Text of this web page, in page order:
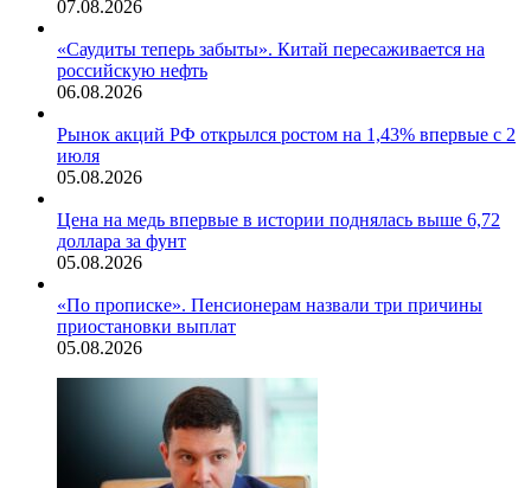
07.08.2026
«Саудиты теперь забыты». Китай пересаживается на
российскую нефть
06.08.2026
Рынок акций РФ открылся ростом на 1,43% впервые с 2
июля
05.08.2026
Цена на медь впервые в истории поднялась выше 6,72
доллара за фунт
05.08.2026
«По прописке». Пенсионерам назвали три причины
приостановки выплат
05.08.2026